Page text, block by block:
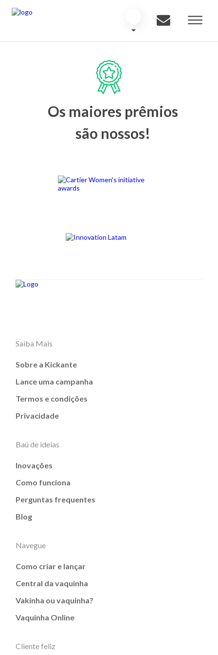
Os maiores prêmios
são nossos!
Saiba Mais
Sobre a Kickante
Lance uma campanha
Termos e condições
Privacidade
Baú de ideias
Inovações
Como funciona
Perguntas frequentes
Blog
Navegue
Como criar e lançar
Central da vaquinha
Vakinha ou vaquinha?
Vaquinha Online
Cliente feliz